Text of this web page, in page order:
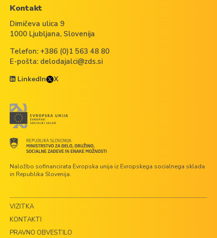
Naložbo sofinancirata Evropska unija iz Evropskega socialnega sklada
in Republika Slovenija.
Kontakt
Dimičeva ulica 9
1000 Ljubljana, Slovenija
Telefon: +386 (0)1 563 48 80
E-pošta: delodajalci@zds.si
LinkedIn X
VIZITKA
KONTAKTI
PRAVNO OBVESTILO